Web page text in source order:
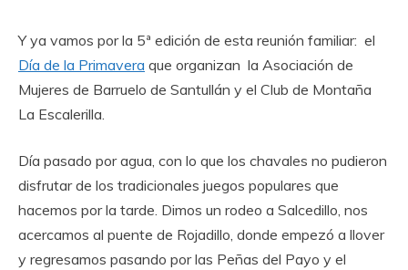
Y ya vamos por la 5ª edición de esta reunión familiar: el
Día de la Primavera que organizan la Asociación de
Mujeres de Barruelo de Santullán y el Club de Montaña
La Escalerilla.
Día pasado por agua, con lo que los chavales no pudieron
disfrutar de los tradicionales juegos populares que
hacemos por la tarde. Dimos un rodeo a Salcedillo, nos
acercamos al puente de Rojadillo, donde empezó a llover
y regresamos pasando por las Peñas del Payo y el